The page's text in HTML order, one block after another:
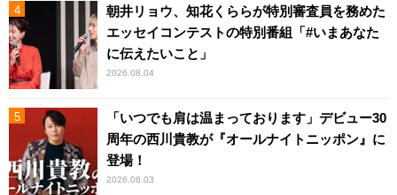
朝井リョウ、知花くららが特別審査員を務めた
エッセイコンテストの特別番組「#いまあなた
に伝えたいこと」
2026.08.04
「いつでも肩は温まっております」デビュー30
周年の西川貴教が『オールナイトニッポン』に
登場！
2026.08.03